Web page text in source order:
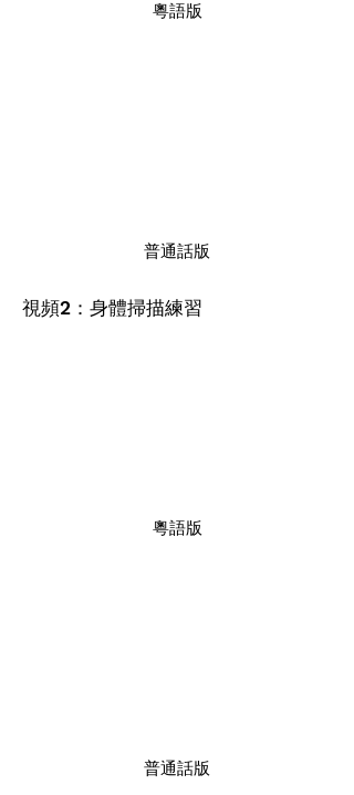
粵語版
普通話版
視頻2 ：身體掃描練習
粵語版
普通話版